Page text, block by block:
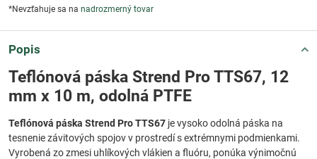
*Nevzťahuje sa na nadrozmerný tovar
Popis
Teflónová páska Strend Pro TTS67, 12
mm x 10 m, odolná PTFE
Teflónová páska Strend Pro TTS67 je vysoko odolná páska na
tesnenie závitových spojov v prostredí s extrémnymi podmienkami.
Vyrobená zo zmesi uhlíkových vlákien a fluóru, ponúka výnimočnú